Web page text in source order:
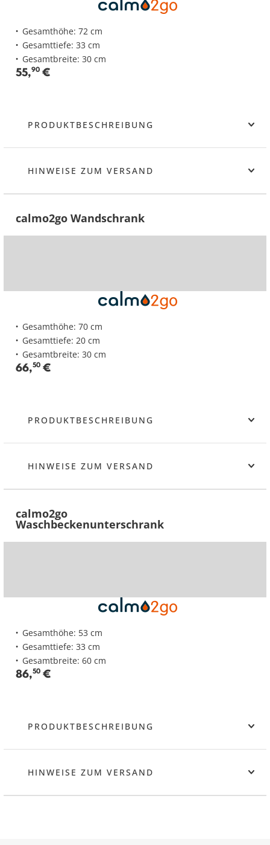
Gesamthöhe: 72 cm
Gesamttiefe: 33 cm
Gesamtbreite: 30 cm
55,90€
PRODUKTBESCHREIBUNG
HINWEISE ZUM VERSAND
calmo2go Wandschrank
Gesamthöhe: 70 cm
Gesamttiefe: 20 cm
Gesamtbreite: 30 cm
66,50€
PRODUKTBESCHREIBUNG
HINWEISE ZUM VERSAND
calmo2go
Waschbeckenunterschrank
Gesamthöhe: 53 cm
Gesamttiefe: 33 cm
Gesamtbreite: 60 cm
86,50€
PRODUKTBESCHREIBUNG
HINWEISE ZUM VERSAND